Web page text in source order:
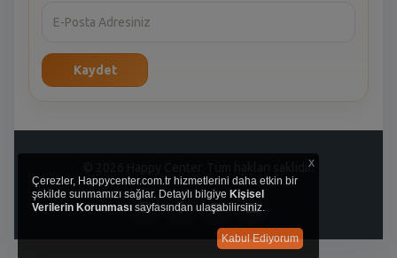
Kaydet
© 2026 Happy Center. Tüm hakları saklıdır.
x
Çerezler, Happycenter.com.tr hizmetlerini daha etkin bir
şekilde sunmamızı sağlar. Detaylı bilgiye Kişisel
Verilerin Korunması sayfasından ulaşabilirsiniz.
Kabul Ediyorum